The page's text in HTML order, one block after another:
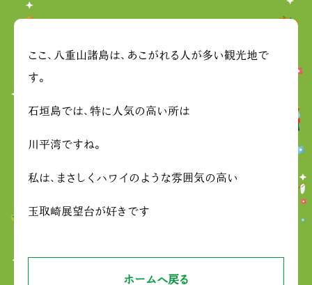
ここ、八重山諸島は、あこがれる人が多い観光地で
す。
石垣島では、特に人気の高い所は
川平湾ですね。
私は、まさしくハワイのような雰囲気の高い
玉取崎展望台が好きです
ホームへ戻る